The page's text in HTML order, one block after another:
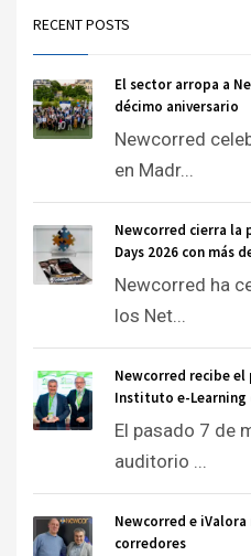
RECENT POSTS
El sector arropa a
décimo aniversario
Newcorred
en Madr...
Newcorred cierra la
Days 2026 con más
Newcorred ha
los Net...
Newcorred recibe
Instituto e-Learning
El pasado 7 de
auditorio ...
Newcorred e
corredores